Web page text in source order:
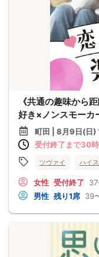
《共通の趣味から
好き×ノンスモーカ
町田 | 8月9日(日)
受付終了まで30
ツヴァイ ハイ
女性 受付終了
男性 残り1席 39